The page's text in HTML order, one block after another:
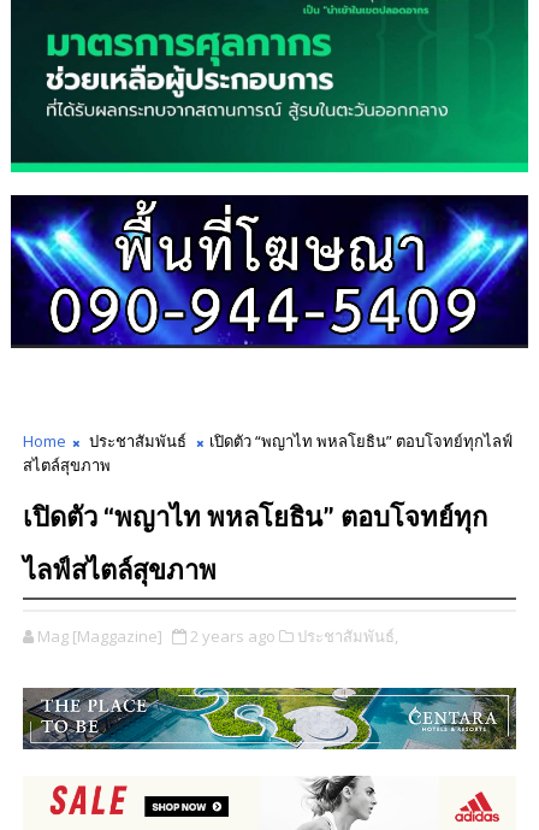
Home ประชาสัมพันธ์
เปิดตัว “พญาไท พหลโยธิน” ตอบโจทย์ทุกไลฟ์
สไตล์สุขภาพ
เปิดตัว “พญาไท พหลโยธิน” ตอบโจทย์ทุก
ไลฟ์สไตล์สุขภาพ
Mag [Maggazine] 2 years ago ประชาสัมพันธ์,